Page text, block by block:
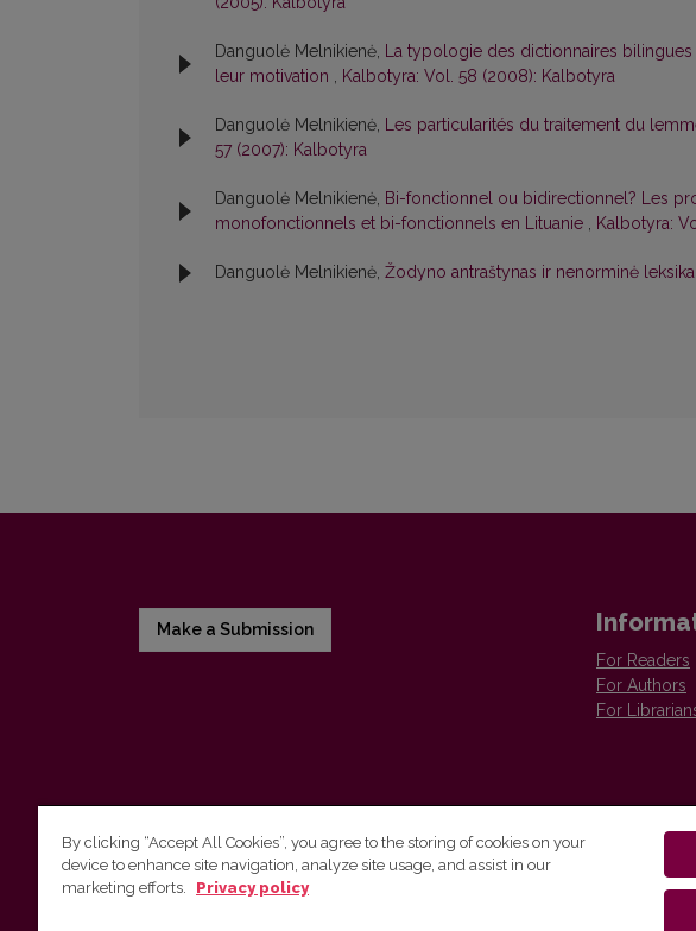
Danguolė Melnikienė, La typologie des dictionnaires
leur motivation , Kalbotyra: Vol. 58 (2008): Kalbotyra
Danguolė Melnikienė, Les particularités du traitement du
57 (2007): Kalbotyra
Danguolė Melnikienė, Bi-fonctionnel ou bidirectionnel? Les
monofonctionnels et bi-fonctionnels en Lituanie , Kalbotyra:
Danguolė Melnikienė, Žodyno antraštynas ir nenorminė leksika
Make a Submission
For Readers
For Authors
For
Vilniaus universiteto leidykla
By clicking “Accept All Cookies”, you agree to the storing of cookies on your
device to enhance site navigation, analyze site usage, and assist in our
marketing efforts.
Privacy policy